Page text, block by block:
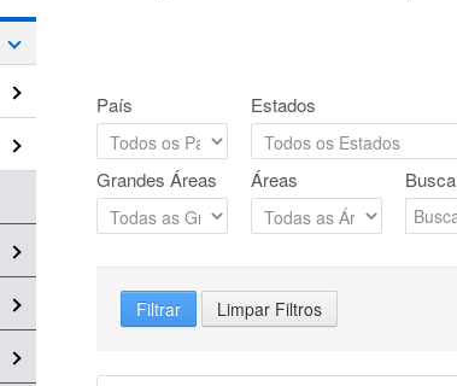
País Estados
Grandes Áreas Áreas Busca
Filtrar Limpar Filtros